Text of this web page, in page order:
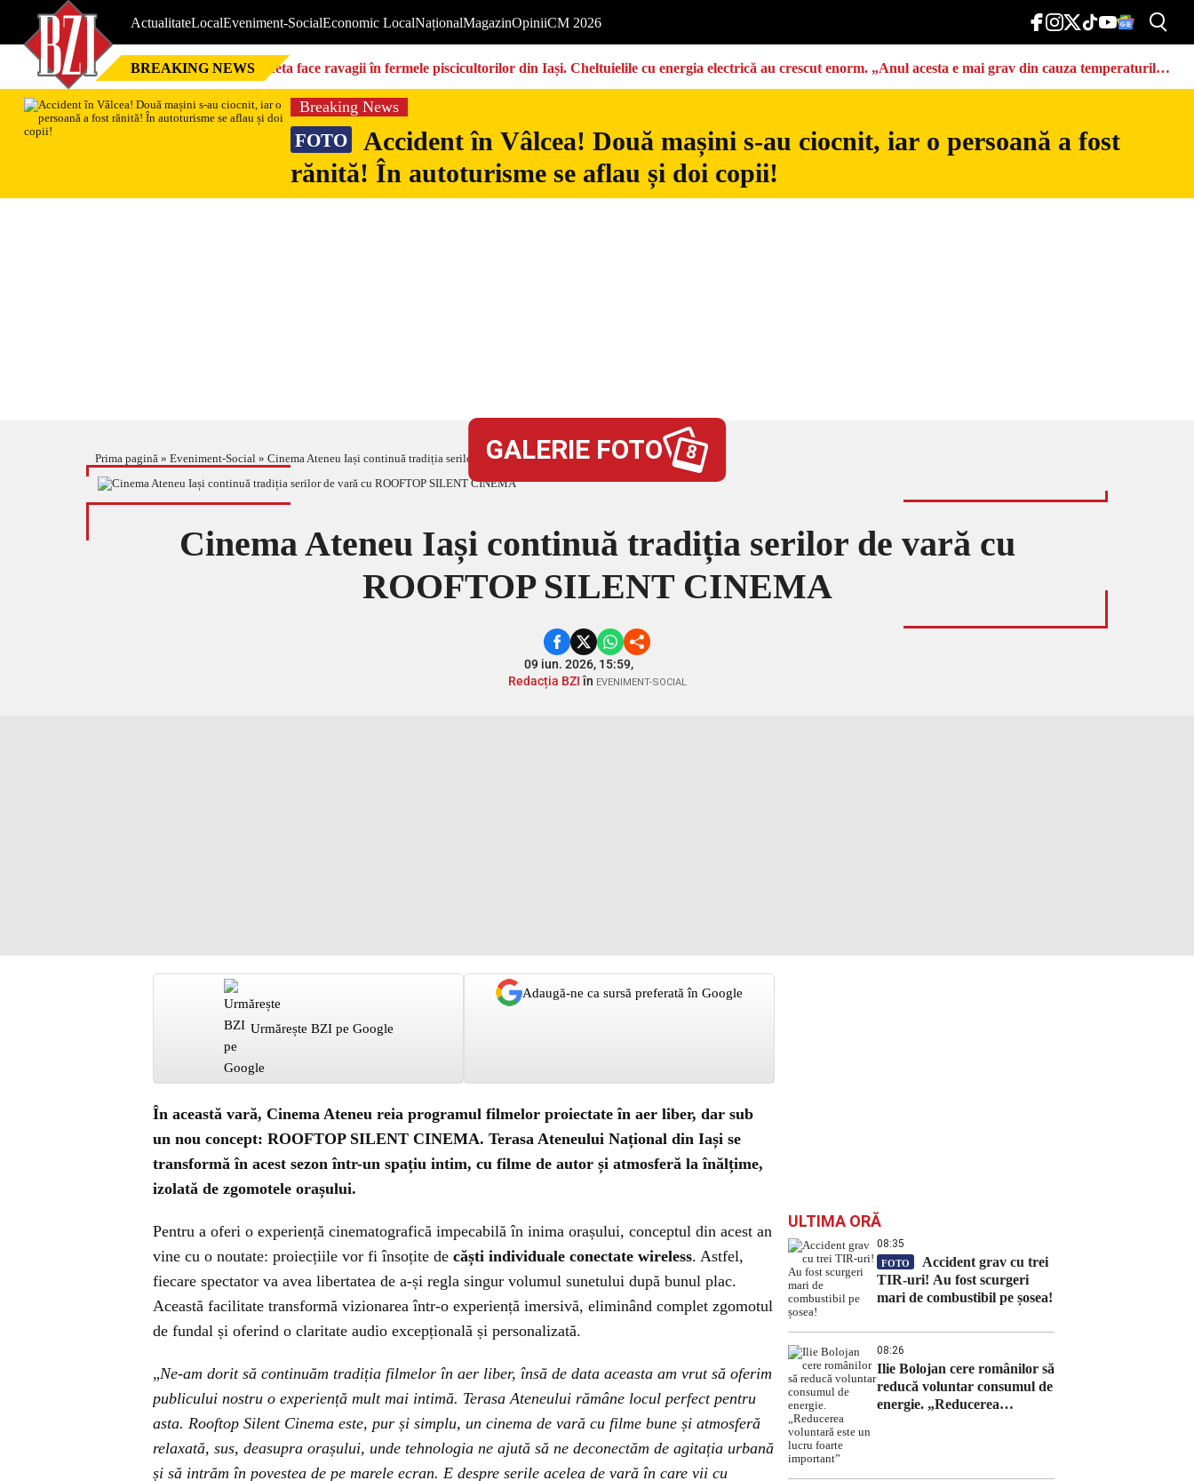
ActualitateLocalEveniment-SocialEconomic LocalNaționalMagazinOpiniiCM 2026
BREAKING NEWS Seceta face ravagii în fermele piscicultorilor din Iași. Cheltuielile cu energia electrică au crescut enorm. „Anul acesta e mai grav din cauza temperaturilor
foarte mari”
Breaking News
FOTO
Accident în Vâlcea! Două mașini s-au ciocnit, iar o persoană a fost
rănită! În autoturisme se aflau și doi copii!
Prima pagină » Eveniment-Social » Cinema Ateneu Iași continuă tradiția serilor de vară cu ROOFTOP SILENT CINEMA
GALERIE FOTO 8
Cinema Ateneu Iași continuă tradiția serilor de vară cu
ROOFTOP SILENT CINEMA
09 iun. 2026, 15:59,
Redacția BZIîn EVENIMENT-SOCIAL
Urmărește BZI pe Google
Adaugă-ne ca sursă preferată în Google
În această vară, Cinema Ateneu reia programul filmelor proiectate în aer liber, dar sub
un nou concept: ROOFTOP SILENT CINEMA. Terasa Ateneului Național din Iași se
transformă în acest sezon într-un spațiu intim, cu filme de autor și atmosferă la înălțime,
izolată de zgomotele orașului.
Pentru a oferi o experiență cinematografică impecabilă în inima orașului, conceptul din acest an
vine cu o noutate: proiecțiile vor fi însoțite de căști individuale conectate wireless. Astfel,
fiecare spectator va avea libertatea de a-și regla singur volumul sunetului după bunul plac.
Această facilitate transformă vizionarea într-o experiență imersivă, eliminând complet zgomotul
de fundal și oferind o claritate audio excepțională și personalizată.
„Ne-am dorit să continuăm tradiția filmelor în aer liber, însă de data aceasta am vrut să oferim
publicului nostru o experiență mult mai intimă. Terasa Ateneului rămâne locul perfect pentru
asta. Rooftop Silent Cinema este, pur și simplu, un cinema de vară cu filme bune și atmosferă
relaxată, sus, deasupra orașului, unde tehnologia ne ajută să ne deconectăm de agitația urbană
și să intrăm în povestea de pe marele ecran. E despre serile acelea de vară în care vii cu
ULTIMA ORĂ
08:35
FOTO
Accident grav cu trei
TIR-uri! Au fost scurgeri
mari de combustibil pe șosea!
08:26
Ilie Bolojan cere românilor să
reducă voluntar consumul de
energie. „Reducerea